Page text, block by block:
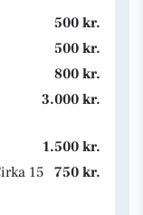
500 kr.
500 kr.
800 kr.
3.000 kr.
1.500 kr.
15 750 kr.